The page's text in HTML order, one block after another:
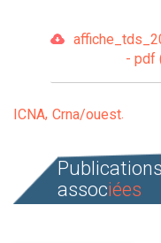
- pdf
ICNA Crna/ouest
Publications
associées